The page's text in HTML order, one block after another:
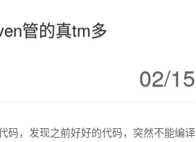
管的真tm多
02/15
码，发现之前好好的代码，突然不能编译